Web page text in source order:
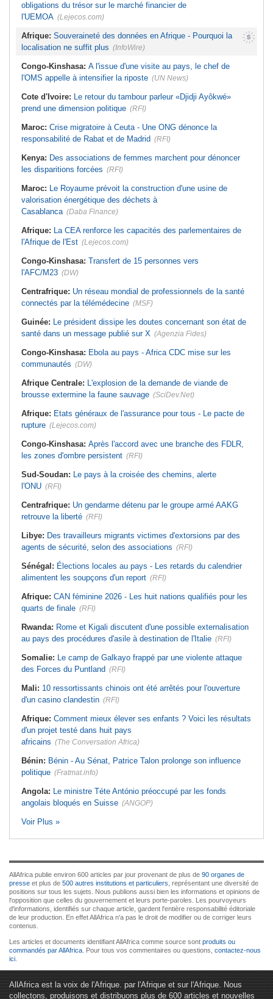
obligations du trésor sur le marché financier de
l'UEMOA (Lejecos.com)
Afrique: Souveraineté des données en Afrique - Pourquoi la
localisation ne suffit plus (InfoWire)
Congo-Kinshasa: A l'issue d'une visite au pays, le chef de
l'OMS appelle à intensifier la riposte (UN News)
Cote d'Ivoire: Le retour du tambour parleur «Djidji Ayôkwé»
prend une dimension politique (RFI)
Maroc: Crise migratoire à Ceuta - Une ONG dénonce la
responsabilité de Rabat et de Madrid (RFI)
Kenya: Des associations de femmes marchent pour dénoncer
les disparitions forcées (RFI)
Maroc: Le Royaume prévoit la construction d'une usine de
valorisation énergétique des déchets à
Casablanca (Daba Finance)
Afrique: La CEA renforce les capacités des parlementaires de
l'Afrique de l'Est (Lejecos.com)
Congo-Kinshasa: Transfert de 15 personnes vers
l'AFC/M23 (DW)
Centrafrique: Un réseau mondial de professionnels de la santé
connectés par la télémédecine (MSF)
Guinée: Le président dissipe les doutes concernant son état de
santé dans un message publié sur X (Agenzia Fides)
Congo-Kinshasa: Ebola au pays - Africa CDC mise sur les
communautés (DW)
Afrique Centrale: L'explosion de la demande de viande de
brousse extermine la faune sauvage (SciDev.Net)
Afrique: Etats généraux de l'assurance pour tous - Le pacte de
rupture (Lejecos.com)
Congo-Kinshasa: Après l'accord avec une branche des FDLR,
les zones d'ombre persistent (RFI)
Sud-Soudan: Le pays à la croisée des chemins, alerte
l'ONU (RFI)
Centrafrique: Un gendarme détenu par le groupe armé AAKG
retrouve la liberté (RFI)
Libye: Des travailleurs migrants victimes d'extorsions par des
agents de sécurité, selon des associations (RFI)
Sénégal: Élections locales au pays - Les retards du calendrier
alimentent les soupçons d'un report (RFI)
Afrique: CAN féminine 2026 - Les huit nations qualifiés pour les
quarts de finale (RFI)
Rwanda: Rome et Kigali discutent d'une possible externalisation
au pays des procédures d'asile à destination de l'Italie (RFI)
Somalie: Le camp de Galkayo frappé par une violente attaque
des Forces du Puntland (RFI)
Mali: 10 ressortissants chinois ont été arrêtés pour l'ouverture
d'un casino clandestin (RFI)
Afrique: Comment mieux élever ses enfants ? Voici les résultats
d'un projet testé dans huit pays
africains (The Conversation Africa)
Bénin: Bénin - Au Sénat, Patrice Talon prolonge son influence
politique (Fratmat.info)
Angola: Le ministre Téte António préoccupé par les fonds
angolais bloqués en Suisse (ANGOP)
Voir Plus »
AllAfrica publie environ 600 articles par jour provenant de plus de 90 organes de
presse et plus de 500 autres institutions et particuliers , représentant une diversité de
positions sur tous les sujets. Nous publions aussi bien les informations et opinions de
l'opposition que celles du gouvernement et leurs porte-paroles. Les pourvoyeurs
d'informations, identifiés sur chaque article, gardent l'entière responsabilité éditoriale
de leur production. En effet AllAfrica n'a pas le droit de modifier ou de corriger leurs
contenus.
Les articles et documents identifiant AllAfrica comme source sont produits ou
commandés par AllAfrica . Pour tous vos commentaires ou questions, contactez-nous
ici
AllAfrica est la voix de l'Afrique. par l'Afrique et sur l'Afrique. Nous
collectons, produisons et distribuons plus de 600 articles et nouvelles